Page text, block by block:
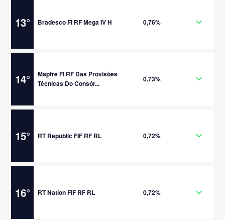
13° Bradesco FI RF Mega IV H 0,76%
14°
Mapfre FI RF Das Provisões
Técnicas Do Consór...
0,73%
15° RT Republic FIF RF RL 0,72%
16° RT Nation FIF RF RL 0,72%